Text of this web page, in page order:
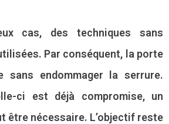
cas, des techniques sans
Par conséquent, la porte
sans endommager la serrure.
ci est déjà compromise, un
être nécessaire. L’objectif reste